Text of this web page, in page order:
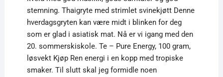
stemning. Thaigryte med strimlet svinekjøtt Denne
hverdagsgryten kan være midt i blinken for deg
som er glad i asiatisk mat. Nå er vi igang med den
20. sommerskiskole. Te – Pure Energy, 100 gram,
løsvekt Kjøp Ren energi i en kopp med tropiske
smaker. Til slutt skal jeg formidle noen